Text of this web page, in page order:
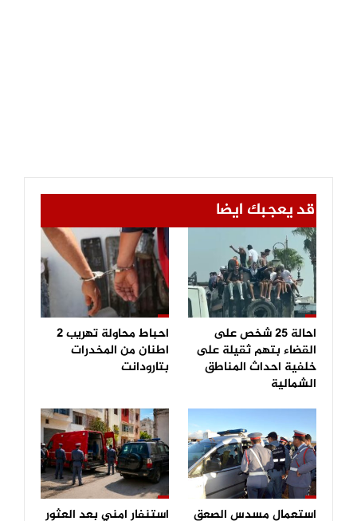
قد يعجبك ايضا
احالة 25 شخص على
القضاء بتهم ثقيلة على
خلفية احداث المناطق
الشمالية
احباط محاولة تهريب 2
اطنان من المخدرات
بتارودانت
استعمال مسدس الصعق
استنفار امني بعد العثور